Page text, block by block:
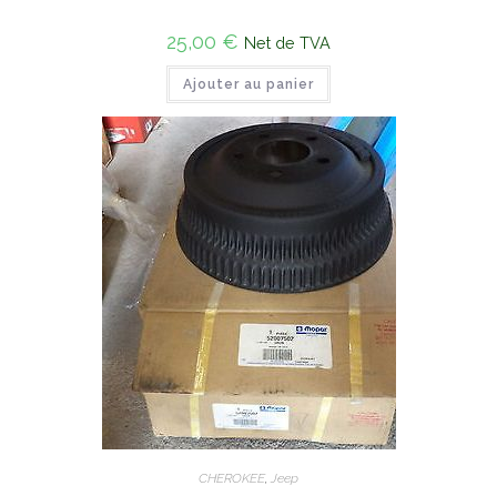
25,00 € Net de TVA
Ajouter au panier
CHEROKEE, Jeep